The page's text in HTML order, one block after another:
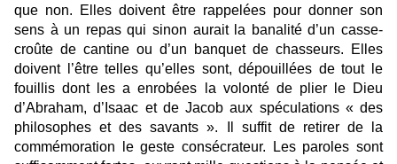
que non. Elles doivent être rappelées pour donner son
sens à un repas qui sinon aurait la banalité d’un casse-
croûte de cantine ou d’un banquet de chasseurs. Elles
doivent l’être telles qu’elles sont, dépouillées de tout le
fouillis dont les a enrobées la volonté de plier le Dieu
d’Abraham, d’Isaac et de Jacob aux spéculations « des
philosophes et des savants ». Il suffit de retirer de la
commémoration le geste consécrateur. Les paroles sont